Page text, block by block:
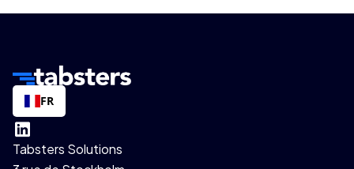
FR
Tabsters Solutions